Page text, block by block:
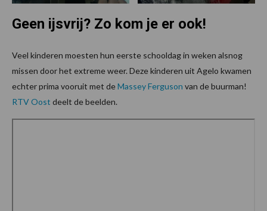
Geen ijsvrij? Zo kom je er ook!
Veel kinderen moesten hun eerste schooldag in weken alsnog
missen door het extreme weer. Deze kinderen uit Agelo kwamen
echter prima vooruit met deMassey Ferguson van de buurman!
RTV Oost deelt de beelden.